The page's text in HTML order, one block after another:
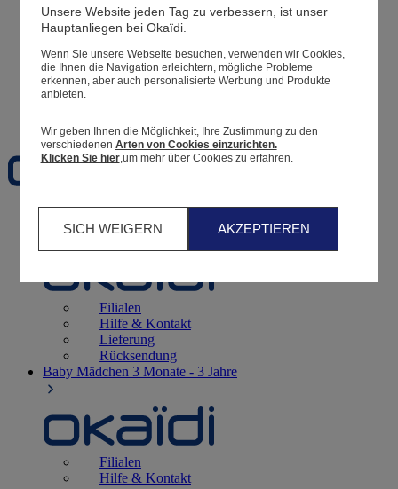
Meine Informationen
Ihre Bestellungen
Warenkorb
Filialen
Hilfe & Kontakt
Lieferung
Rücksendung
Baby Mädchen 3 Monate - 3 Jahre
Filialen
Hilfe & Kontakt
Unsere Website jeden Tag zu verbessern, ist unser
Hauptanliegen bei Okaïdi.
Wenn Sie unsere Webseite besuchen, verwenden wir Cookies,
die Ihnen die Navigation erleichtern, mögliche Probleme
erkennen, aber auch personalisierte Werbung und Produkte
anbieten.
Wir geben Ihnen die Möglichkeit, Ihre Zustimmung zu den
verschiedenen Arten von Cookies einzurichten.
Klicken Sie hier,um mehr über Cookies zu erfahren.
SICH WEIGERN AKZEPTIEREN